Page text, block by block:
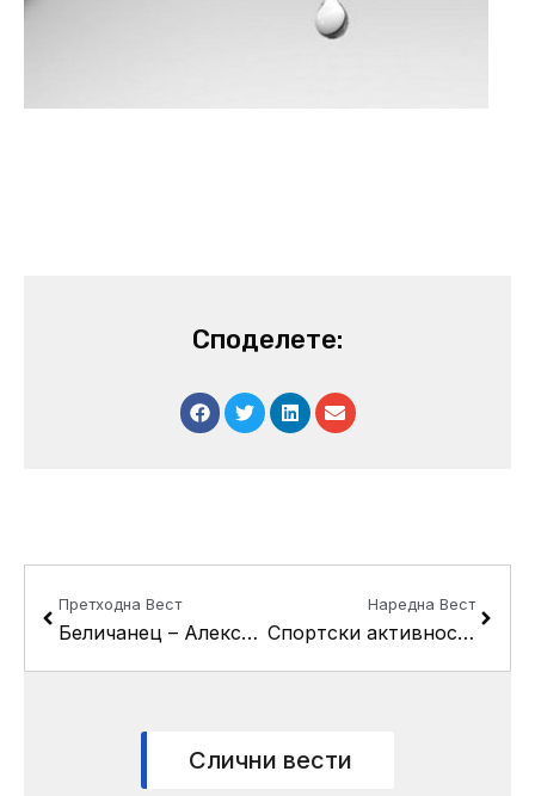
Споделете:
Претходна Вест
Беличанец – Алексиќ: Сакаме да ги вратиме учениците во подрачните училишта
Наредна Вест
Спортски активности во Кисела Вода за 22-годишнината од независноста на Македонија
Слични вести